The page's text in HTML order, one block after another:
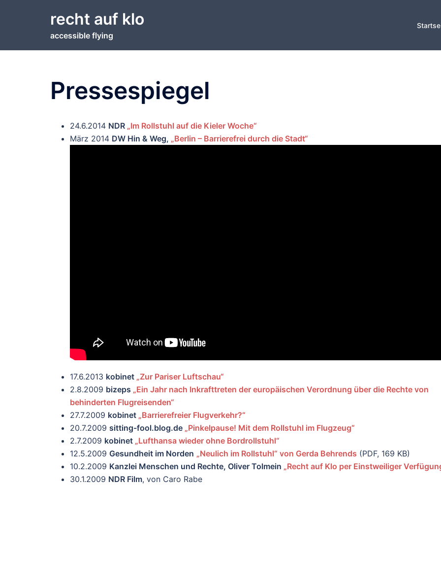
recht auf klo
accessible flying
Pressespiegel
24.6.2014 NDR „Im Rollstuhl auf die Kieler Woche“
März 2014 DW Hin & Weg, „Berlin – Barrierefrei durch die Stadt“
17.6.2013 kobinet „Zur Pariser Luftschau“
2.8.2009 bizeps „Ein Jahr nach Inkrafttreten der europäischen Verordnung über die Rechte von
behinderten Flugreisenden“
27.7.2009 kobinet „Barrierefreier Flugverkehr?“
20.7.2009 sitting-fool.blog.de „Pinkelpause! Mit dem Rollstuhl im Flugzeug“
2.7.2009 kobinet „Lufthansa wieder ohne Bordrollstuhl“
12.5.2009 Gesundheit im Norden „Neulich im Rollstuhl“ von Gerda Behrends (PDF, 169 KB)
10.2.2009 Kanzlei Menschen und Rechte, Oliver Tolmein „Recht auf Klo per Einstweiliger
30.1.2009 NDR Film, von Caro Rabe